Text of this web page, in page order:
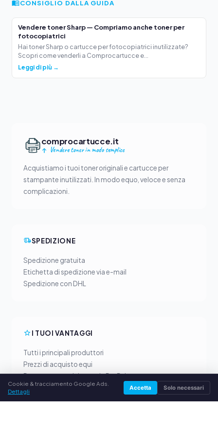
CONSIGLIO DALLA GUIDA
Vendere toner Sharp — Compriamo anche toner per
fotocopiatrici
Hai toner Sharp o cartucce per fotocopiatrici inutilizzate?
Scopri come venderli a Comprocartucce e...
Leggi di più →
comprocartucce.it
Vendere toner in modo semplice
Acquistiamo i tuoi toner originali e cartucce per
stampante inutilizzati. In modo equo, veloce e senza
complicazioni.
SPEDIZIONE
Spedizione gratuita
Etichetta di spedizione via e-mail
Spedizione con DHL
I TUOI VANTAGGI
Tutti i principali produttori
Prezzi di acquisto equi
Pagamento anticipato via PayPal
Consulenza personalizzata
Cookie & tracciamento Google Ads.
Dettagli
Accetta Solo necessari